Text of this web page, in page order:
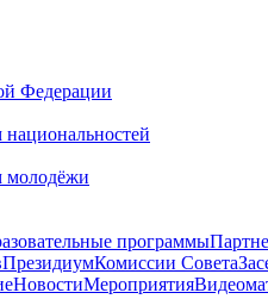
Федерации
национальностей
молодёжи
программы
ПрезидиумКомиссии Совета
НовостиМероприятия